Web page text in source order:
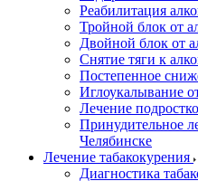
Реабилитация
Тройной блок от
Двойной блок от
Снятие тяги к
Постепенное
Иглоукалывание
Лечение
Принудительное
Челябинске
Лечение табакокурения
Диагностика